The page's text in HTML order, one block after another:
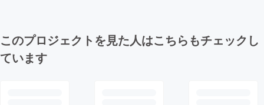
このプロジェクトを見た人はこちらもチェックし
ています